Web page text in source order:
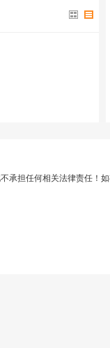
承担任何相关法律责任！